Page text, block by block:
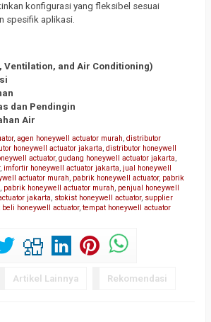
konfigurasi yang fleksibel sesuai
spesifik aplikasi.
Ventilation, and Air Conditioning)
dan Pendingin
Air
, agen honeywell actuator murah, distributor
honeywell actuator jakarta, distributor honeywell
actuator, gudang honeywell actuator jakarta,
, imfortir honeywell actuator jakarta, jual honeywell
actuator murah, pabrik honeywell actuator, pabrik
, pabrik honeywell actuator murah, penjual honeywell
jakarta, stokist honeywell actuator, supplier
beli honeywell actuator, tempat honeywell actuator
Artikel Lainnya Rekomendasi